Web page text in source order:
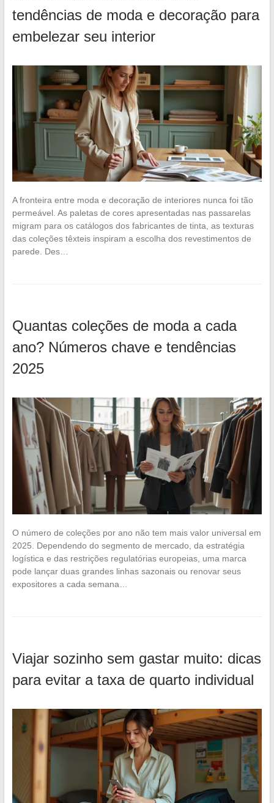
tendências de moda e decoração para
embelezar seu interior
A fronteira entre moda e decoração de interiores nunca foi tão
permeável. As paletas de cores apresentadas nas passarelas
migram para os catálogos dos fabricantes de tinta, as texturas
das coleções têxteis inspiram a escolha dos revestimentos de
parede. Des…
Quantas coleções de moda a cada
ano? Números chave e tendências
2025
O número de coleções por ano não tem mais valor universal em
2025. Dependendo do segmento de mercado, da estratégia
logística e das restrições regulatórias europeias, uma marca
pode lançar duas grandes linhas sazonais ou renovar seus
expositores a cada semana…
Viajar sozinho sem gastar muito: dicas
para evitar a taxa de quarto individual